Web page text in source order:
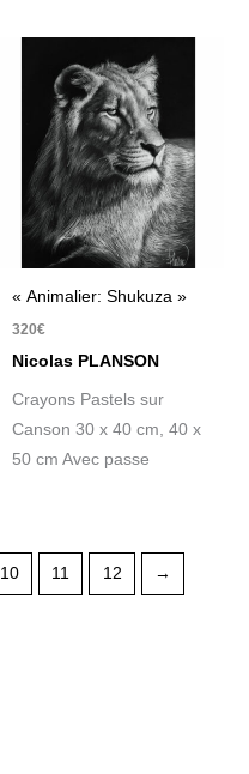
« Animalier: Shukuza »
320€
Nicolas PLANSON
Crayons Pastels sur
Canson 30 x 40 cm, 40 x
50 cm Avec passe
10 11 12 →